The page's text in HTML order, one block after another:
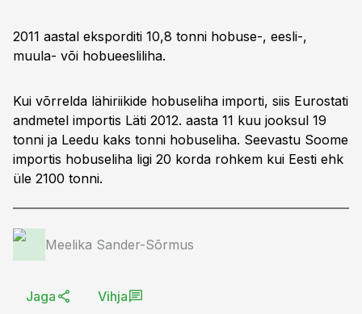
2011 aastal eksporditi 10,8 tonni hobuse-, eesli-,
muula- või hobueesliliha.
Kui võrrelda lähiriikide hobuseliha importi, siis Eurostati
andmetel importis Läti 2012. aasta 11 kuu jooksul 19
tonni ja Leedu kaks tonni hobuseliha. Seevastu Soome
importis hobuseliha ligi 20 korda rohkem kui Eesti ehk
üle 2100 tonni.
Meelika Sander-Sõrmus
Jaga Vihja